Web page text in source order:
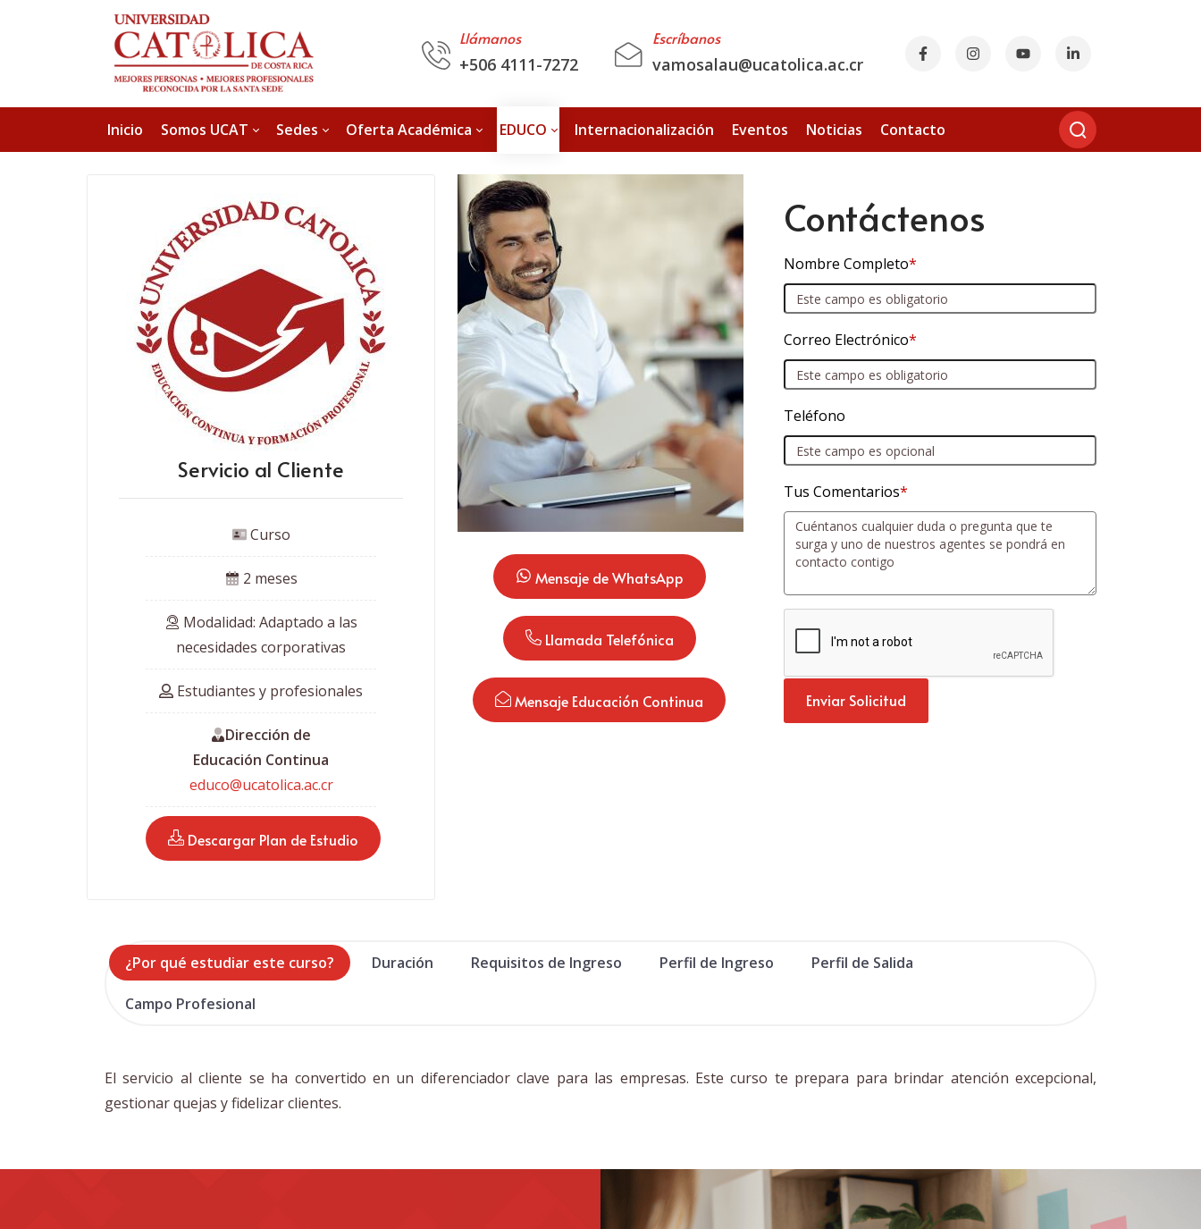
Llámanos
+506 4111-7272
Escríbanos
vamosalau@ucatolica.ac.cr
Inicio Somos UCAT Sedes Oferta Académica EDUCO Internacionalización Eventos Noticias Contacto
Servicio al Cliente
Curso
2 meses
Modalidad: Adaptado a las
necesidades corporativas
Estudiantes y profesionales
Dirección de
Educación Continua
educo@ucatolica.ac.cr
Descargar Plan de Estudio
Mensaje de WhatsApp
Llamada Telefónica
Mensaje Educación Continua
Contáctenos
Nombre Completo*
Correo Electrónico*
Teléfono
Tus Comentarios*
¿Por qué estudiar este curso? Duración Requisitos de Ingreso Perfil de Ingreso Perfil de Salida
Campo Profesional
El servicio al cliente se ha convertido en un diferenciador clave para las empresas. Este curso te prepara para brindar atención excepcional,
gestionar quejas y fidelizar clientes.